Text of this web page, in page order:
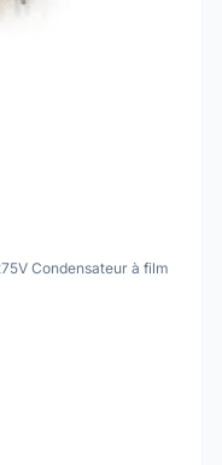
Condensateur à film